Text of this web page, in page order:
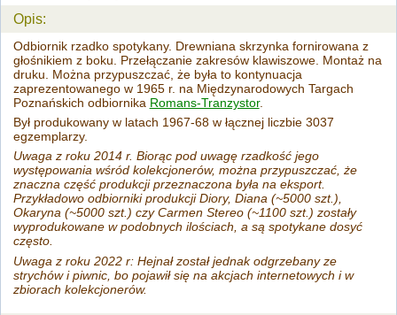
Opis:
Odbiornik rzadko spotykany. Drewniana skrzynka fornirowana z
głośnikiem z boku. Przełączanie zakresów klawiszowe. Montaż na
druku. Można przypuszczać, że była to kontynuacja
zaprezentowanego w 1965 r. na Międzynarodowych Targach
Poznańskich odbiornika Romans-Tranzystor.
Był produkowany w latach 1967-68 w łącznej liczbie 3037
egzemplarzy.
Uwaga z roku 2014 r. Biorąc pod uwagę rzadkość jego
występowania wśród kolekcjonerów, można przypuszczać, że
znaczna część produkcji przeznaczona była na eksport.
Przykładowo odbiorniki produkcji Diory, Diana (~5000 szt.),
Okaryna (~5000 szt.) czy Carmen Stereo (~1100 szt.) zostały
wyprodukowane w podobnych ilościach, a są spotykane dosyć
często.
Uwaga z roku 2022 r: Hejnał został jednak odgrzebany ze
strychów i piwnic, bo pojawił się na akcjach internetowych i w
zbiorach kolekcjonerów.